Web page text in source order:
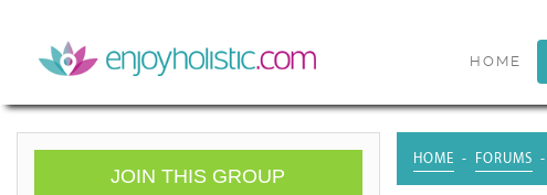
HOME
JOIN THIS GROUP
HOME FORUMS